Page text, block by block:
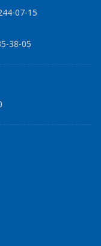
07-15
38-05